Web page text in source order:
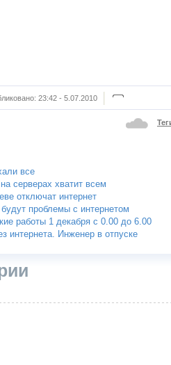
23:42 - 5.07.2010
все
серверах хватит всем
отключат интернет
проблемы с интернетом
работы 1 декабря с 0.00 до 6.00
интернета. Инженер в отпуске